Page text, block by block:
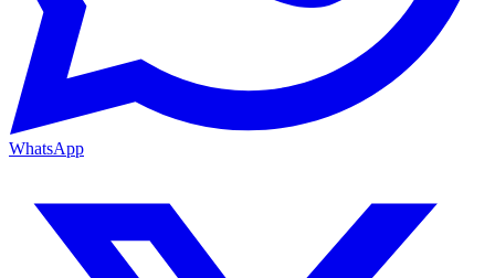
WhatsApp